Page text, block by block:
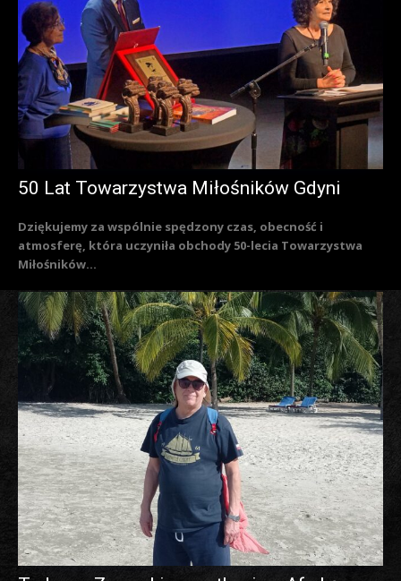
50 Lat Towarzystwa Miłośników Gdyni
Dziękujemy za wspólnie spędzony czas, obecność i
atmosferę, która uczyniła obchody 50-lecia Towarzystwa
Miłośników...